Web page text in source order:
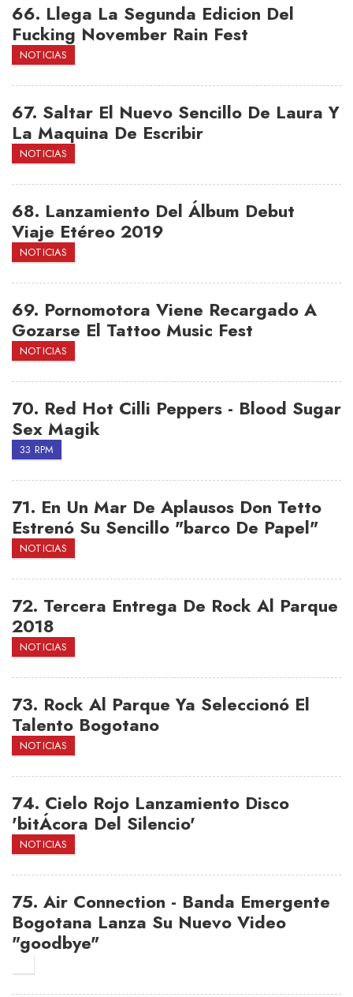
66. Llega La Segunda Edicion Del
Fucking November Rain Fest
NOTICIAS
67. Saltar El Nuevo Sencillo De Laura Y
La Maquina De Escribir
NOTICIAS
68. Lanzamiento Del Álbum Debut
Viaje Etéreo 2019
NOTICIAS
69. Pornomotora Viene Recargado A
Gozarse El Tattoo Music Fest
NOTICIAS
70. Red Hot Cilli Peppers - Blood Sugar
Sex Magik
33 RPM
71. En Un Mar De Aplausos Don Tetto
Estrenó Su Sencillo "barco De Papel"
NOTICIAS
72. Tercera Entrega De Rock Al Parque
2018
NOTICIAS
73. Rock Al Parque Ya Seleccionó El
Talento Bogotano
NOTICIAS
74. Cielo Rojo Lanzamiento Disco
'bitÁcora Del Silencio'
NOTICIAS
75. Air Connection - Banda Emergente
Bogotana Lanza Su Nuevo Video
"goodbye"